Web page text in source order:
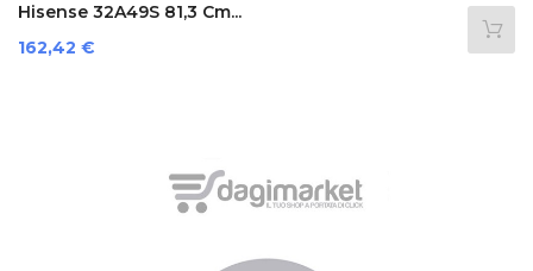
Hisense 32A49S 81,3 Cm...
Prezzo
162,42 €